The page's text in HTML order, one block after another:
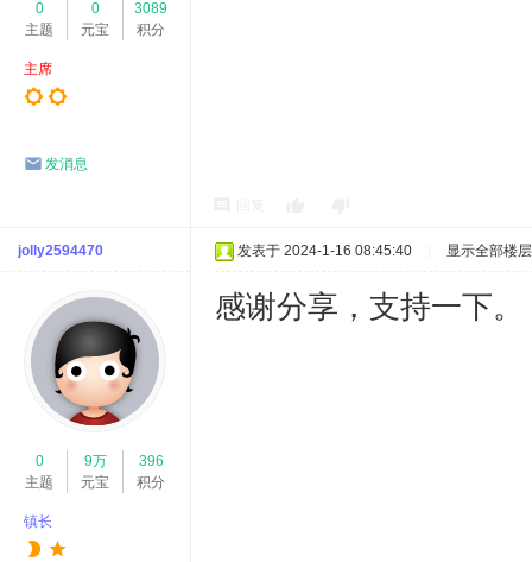
0
主题
0
元宝
3089
积分
主席
发消息
jolly2594470
0
主题
9万
元宝
396
积分
镇长
发表于 2024-1-16 08:45:40 显示全部楼层
感谢分享，支持一下。